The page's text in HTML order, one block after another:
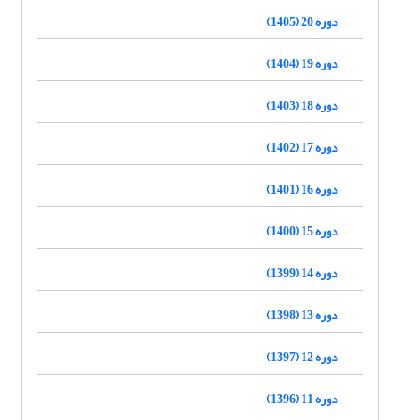
دوره 20 (1405)
دوره 19 (1404)
دوره 18 (1403)
دوره 17 (1402)
دوره 16 (1401)
دوره 15 (1400)
دوره 14 (1399)
دوره 13 (1398)
دوره 12 (1397)
دوره 11 (1396)